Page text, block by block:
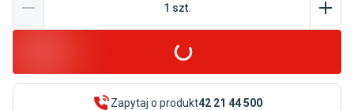
1 szt.
Zapytaj o produkt42 21 44 500